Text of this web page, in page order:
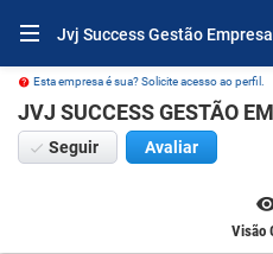
Jvj Success Gestão
Esta empresa é sua? Solicite acesso ao perfil.
JVJ SUCCESS GESTÃO
Seguir Avaliar
Visão